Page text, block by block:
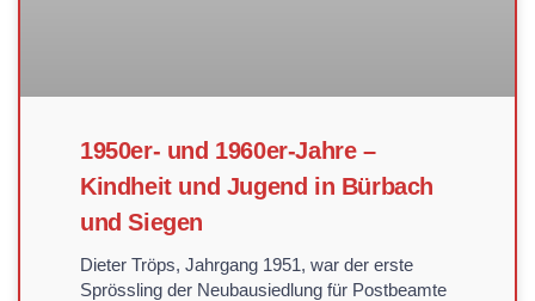
1950er- und 1960er-Jahre –
Kindheit und Jugend in Bürbach
und Siegen
Dieter Tröps, Jahrgang 1951, war der erste
Sprössling der Neubausiedlung für Postbeamte